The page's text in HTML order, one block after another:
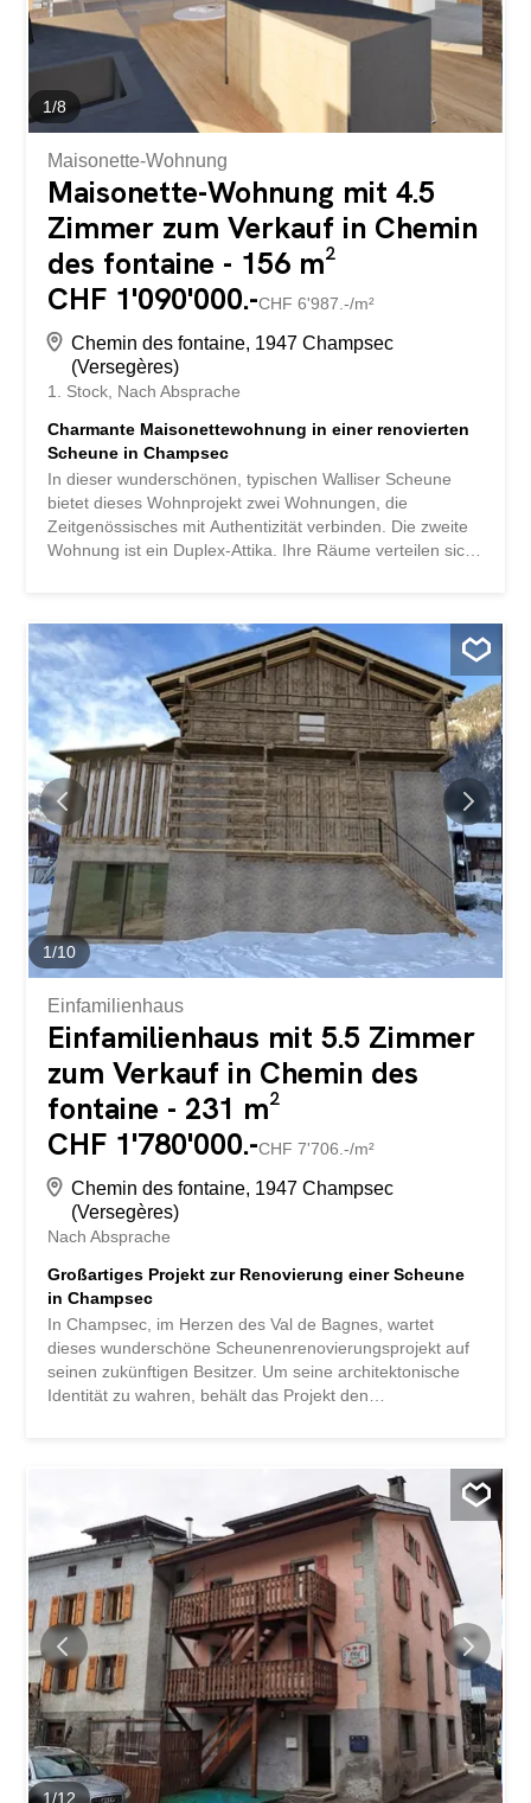
1/8
Maisonette-Wohnung
Maisonette-Wohnung mit 4.5
Zimmer zum Verkauf in Chemin
des fontaine - 156 m²
CHF 1'090'000.-CHF 6'987.-/m²
Chemin des fontaine, 1947 Champsec
(Versegères)
1. Stock Nach Absprache
Charmante Maisonettewohnung in einer renovierten
Scheune in Champsec
In dieser wunderschönen, typischen Walliser Scheune
bietet dieses Wohnprojekt zwei Wohnungen, die
Zeitgenössisches mit Authentizität verbinden. Die zweite
Wohnung ist ein Duplex-Attika. Ihre Räume verteilen sich
Wohnzimmer Wintergarten von 28 m2 Dachgeschoss: 2
Schlafzimmer mit Mezzanin Elternschlafzimmer mit
eigenem Badezimmer Badezimmer mit Dusche Terrasse
15 m2 Südbalkon 12 m2 Die Wohnung profitiert von
einem 9 m2 großen Abstellraum unter der Treppe, die
zum Eingang führt.
1/10
Einfamilienhaus
Einfamilienhaus mit 5.5 Zimmer
zum Verkauf in Chemin des
fontaine - 231 m²
CHF 1'780'000.-CHF 7'706.-/m²
Chemin des fontaine, 1947 Champsec
(Versegères)
Nach Absprache
Großartiges Projekt zur Renovierung einer Scheune
in Champsec
In Champsec, im Herzen des Val de Bagnes, wartet
dieses wunderschöne Scheunenrenovierungsprojekt auf
seinen zukünftigen Besitzer. Um seine architektonische
Identität zu wahren, behält das Projekt den
Volumen und warme Räume. Dieses Projekt stellt sich wie
folgt dar : Erdgeschoss 2 Doppelzimmer Badezimmer mit
Dusche Entspannungsecke, Sauna Büro Stauraum
Zugang zu zwei Terrassen und Rasen 1. Stock
Eingangshalle mit Garderobe Economat Besucher-WC
Küche offen zum Wohnbereich und Essbereich Terrasse
Veranda 2. Stock Schlafzimmer en suite mit eigenem
Duschbad, Zugang zum Balkon Elternschlafzimmer mit
Duschbad, Ankleidezimmer und Zugang zu einer 15m2
großen Terrasse Nur Hauptwohnsitz >
1/12